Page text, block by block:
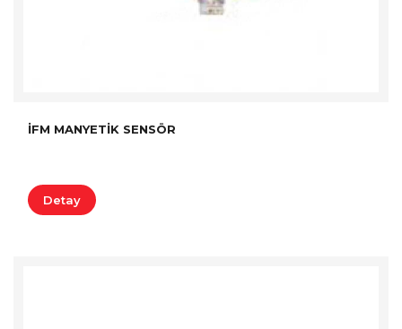
İFM MANYETIK SENSÖR
Detay